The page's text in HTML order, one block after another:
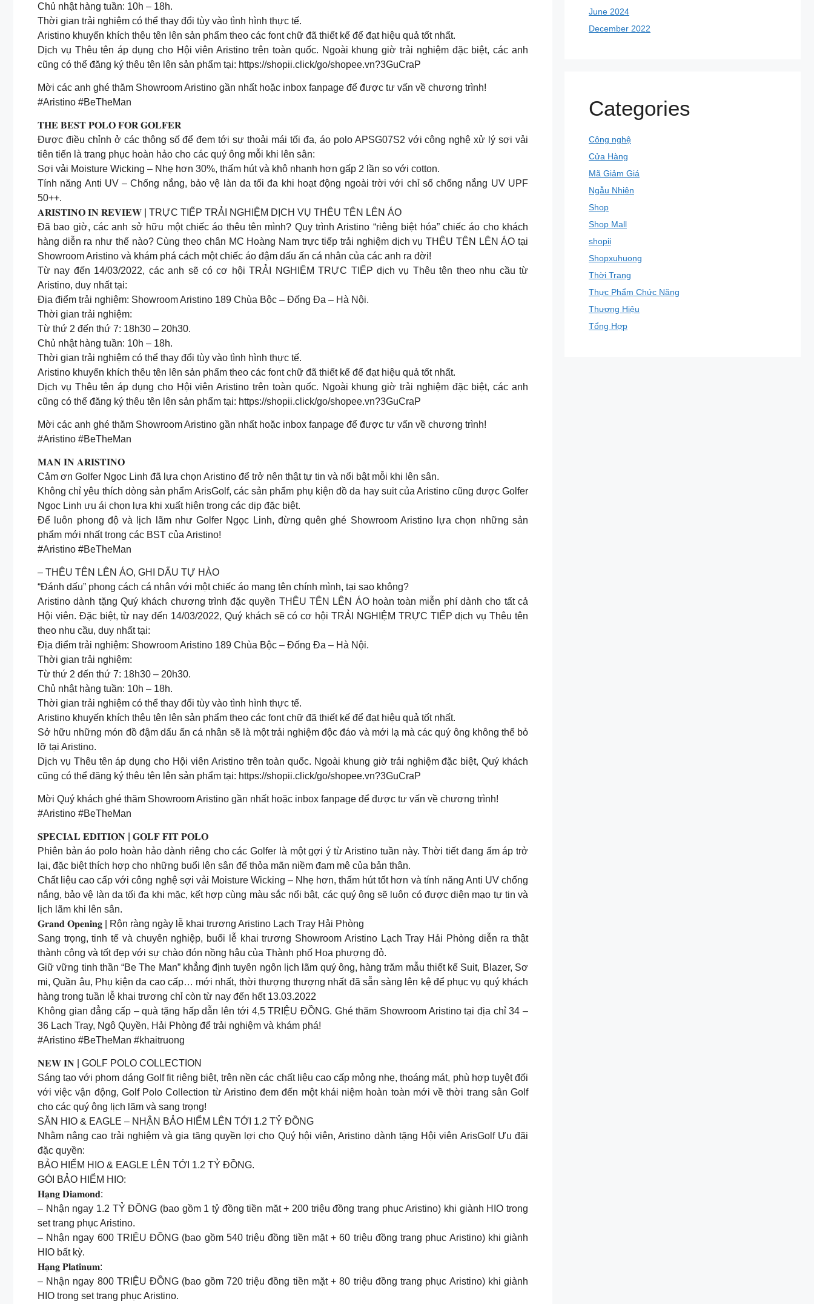
Chủ nhật hàng tuần: 10h – 18h.
Thời gian trải nghiệm có thể thay đổi tùy vào tình hình thực tế.
Aristino khuyến khích thêu tên lên sản phẩm theo các font chữ đã thiết kế để đạt hiệu quả tốt nhất.
Dịch vụ Thêu tên áp dụng cho Hội viên Aristino trên toàn quốc. Ngoài khung giờ trải nghiệm đặc biệt, các anh
cũng có thể đăng ký thêu tên lên sản phẩm tại: https://shopii.click/go/shopee.vn?3GuCraP
Mời các anh ghé thăm Showroom Aristino gần nhất hoặc inbox fanpage để được tư vấn về chương trình!
#Aristino #BeTheMan
𝐓𝐇𝐄 𝐁𝐄𝐒𝐓 𝐏𝐎𝐋𝐎 𝐅𝐎𝐑 𝐆𝐎𝐋𝐅𝐄𝐑
Được điều chỉnh ở các thông số để đem tới sự thoải mái tối đa, áo polo APSG07S2 với công nghệ xử lý sợi vải
tiên tiến là trang phục hoàn hảo cho các quý ông mỗi khi lên sân:
Sợi vải Moisture Wicking – Nhẹ hơn 30%, thấm hút và khô nhanh hơn gấp 2 lần so với cotton.
Tính năng Anti UV – Chống nắng, bảo vệ làn da tối đa khi hoạt động ngoài trời với chỉ số chống nắng UV UPF
50++.
𝐀𝐑𝐈𝐒𝐓𝐈𝐍𝐎 𝐈𝐍 𝐑𝐄𝐕𝐈𝐄𝐖 | TRỰC TIẾP TRẢI NGHIỆM DỊCH VỤ THÊU TÊN LÊN ÁO
Đã bao giờ, các anh sở hữu một chiếc áo thêu tên mình? Quy trình Aristino “riêng biệt hóa” chiếc áo cho khách
hàng diễn ra như thế nào? Cùng theo chân MC Hoàng Nam trực tiếp trải nghiệm dịch vụ THÊU TÊN LÊN ÁO tại
Showroom Aristino và khám phá cách một chiếc áo đậm dấu ấn cá nhân của các anh ra đời!
Từ nay đến 14/03/2022, các anh sẽ có cơ hội TRẢI NGHIỆM TRỰC TIẾP dịch vụ Thêu tên theo nhu cầu từ
Aristino, duy nhất tại:
Địa điểm trải nghiệm: Showroom Aristino 189 Chùa Bộc – Đống Đa – Hà Nội.
Thời gian trải nghiệm:
Từ thứ 2 đến thứ 7: 18h30 – 20h30.
Chủ nhật hàng tuần: 10h – 18h.
Thời gian trải nghiệm có thể thay đổi tùy vào tình hình thực tế.
Aristino khuyến khích thêu tên lên sản phẩm theo các font chữ đã thiết kế để đạt hiệu quả tốt nhất.
Dịch vụ Thêu tên áp dụng cho Hội viên Aristino trên toàn quốc. Ngoài khung giờ trải nghiệm đặc biệt, các anh
cũng có thể đăng ký thêu tên lên sản phẩm tại: https://shopii.click/go/shopee.vn?3GuCraP
Mời các anh ghé thăm Showroom Aristino gần nhất hoặc inbox fanpage để được tư vấn về chương trình!
#Aristino #BeTheMan
𝐌𝐀𝐍 𝐈𝐍 𝐀𝐑𝐈𝐒𝐓𝐈𝐍𝐎
Cảm ơn Golfer Ngọc Linh đã lựa chọn Aristino để trở nên thật tự tin và nổi bật mỗi khi lên sân.
Không chỉ yêu thích dòng sản phẩm ArisGolf, các sản phẩm phụ kiện đồ da hay suit của Aristino cũng được Golfer
Ngọc Linh ưu ái chọn lựa khi xuất hiện trong các dịp đặc biệt.
Để luôn phong độ và lịch lãm như Golfer Ngọc Linh, đừng quên ghé Showroom Aristino lựa chọn những sản
phẩm mới nhất trong các BST của Aristino!
#Aristino #BeTheMan
– THÊU TÊN LÊN ÁO, GHI DẤU TỰ HÀO
“Đánh dấu” phong cách cá nhân với một chiếc áo mang tên chính mình, tại sao không?
Aristino dành tặng Quý khách chương trình đặc quyền THÊU TÊN LÊN ÁO hoàn toàn miễn phí dành cho tất cả
Hội viên. Đặc biệt, từ nay đến 14/03/2022, Quý khách sẽ có cơ hội TRẢI NGHIỆM TRỰC TIẾP dịch vụ Thêu tên
theo nhu cầu, duy nhất tại:
Địa điểm trải nghiệm: Showroom Aristino 189 Chùa Bộc – Đống Đa – Hà Nội.
Thời gian trải nghiệm:
Từ thứ 2 đến thứ 7: 18h30 – 20h30.
Chủ nhật hàng tuần: 10h – 18h.
Thời gian trải nghiệm có thể thay đổi tùy vào tình hình thực tế.
Aristino khuyến khích thêu tên lên sản phẩm theo các font chữ đã thiết kế để đạt hiệu quả tốt nhất.
Sở hữu những món đồ đậm dấu ấn cá nhân sẽ là một trải nghiệm độc đáo và mới lạ mà các quý ông không thể bỏ
lỡ tại Aristino.
Dịch vụ Thêu tên áp dụng cho Hội viên Aristino trên toàn quốc. Ngoài khung giờ trải nghiệm đặc biệt, Quý khách
cũng có thể đăng ký thêu tên lên sản phẩm tại: https://shopii.click/go/shopee.vn?3GuCraP
Mời Quý khách ghé thăm Showroom Aristino gần nhất hoặc inbox fanpage để được tư vấn về chương trình!
#Aristino #BeTheMan
𝐒𝐏𝐄𝐂𝐈𝐀𝐋 𝐄𝐃𝐈𝐓𝐈𝐎𝐍 | 𝐆𝐎𝐋𝐅 𝐅𝐈𝐓 𝐏𝐎𝐋𝐎
Phiên bản áo polo hoàn hảo dành riêng cho các Golfer là một gợi ý từ Aristino tuần này. Thời tiết đang ấm áp trở
lại, đặc biệt thích hợp cho những buổi lên sân để thỏa mãn niềm đam mê của bản thân.
Chất liệu cao cấp với công nghệ sợi vải Moisture Wicking – Nhẹ hơn, thấm hút tốt hơn và tính năng Anti UV chống
nắng, bảo vệ làn da tối đa khi mặc, kết hợp cùng màu sắc nổi bật, các quý ông sẽ luôn có được diện mạo tự tin và
lịch lãm khi lên sân.
𝐆𝐫𝐚𝐧𝐝 𝐎𝐩𝐞𝐧𝐢𝐧𝐠 | Rộn ràng ngày lễ khai trương Aristino Lạch Tray Hải Phòng
Sang trọng, tinh tế và chuyên nghiệp, buổi lễ khai trương Showroom Aristino Lạch Tray Hải Phòng diễn ra thật
thành công và tốt đẹp với sự chào đón nồng hậu của Thành phố Hoa phượng đỏ.
Giữ vững tinh thần “Be The Man” khẳng định tuyên ngôn lịch lãm quý ông, hàng trăm mẫu thiết kế Suit, Blazer, Sơ
mi, Quần âu, Phụ kiện da cao cấp… mới nhất, thời thượng thượng nhất đã sẵn sàng lên kệ để phục vụ quý khách
hàng trong tuần lễ khai trương chỉ còn từ nay đến hết 13.03.2022
Không gian đẳng cấp – quà tặng hấp dẫn lên tới 4,5 TRIỆU ĐỒNG. Ghé thăm Showroom Aristino tại địa chỉ 34 –
36 Lạch Tray, Ngô Quyền, Hải Phòng để trải nghiệm và khám phá!
#Aristino #BeTheMan #khaitruong
𝐍𝐄𝐖 𝐈𝐍 | GOLF POLO COLLECTION
Sáng tạo với phom dáng Golf fit riêng biệt, trên nền các chất liệu cao cấp mỏng nhẹ, thoáng mát, phù hợp tuyệt đối
với việc vận động, Golf Polo Collection từ Aristino đem đến một khái niệm hoàn toàn mới về thời trang sân Golf
cho các quý ông lịch lãm và sang trọng!
SĂN HIO & EAGLE – NHẬN BẢO HIỂM LÊN TỚI 1.2 TỶ ĐỒNG
Nhằm nâng cao trải nghiệm và gia tăng quyền lợi cho Quý hội viên, Aristino dành tặng Hội viên ArisGolf Ưu đãi
đặc quyền:
BẢO HIỂM HIO & EAGLE LÊN TỚI 1.2 TỶ ĐỒNG.
GÓI BẢO HIỂM HIO:
𝐇𝐚̣𝐧𝐠 𝐃𝐢𝐚𝐦𝐨𝐧𝐝:
– Nhận ngay 1.2 TỶ ĐỒNG (bao gồm 1 tỷ đồng tiền mặt + 200 triệu đồng trang phục Aristino) khi giành HIO trong
set trang phục Aristino.
– Nhận ngay 600 TRIỆU ĐỒNG (bao gồm 540 triệu đồng tiền mặt + 60 triệu đồng trang phục Aristino) khi giành
HIO bất kỳ.
𝐇𝐚̣𝐧𝐠 𝐏𝐥𝐚𝐭𝐢𝐧𝐮𝐦:
– Nhận ngay 800 TRIỆU ĐỒNG (bao gồm 720 triệu đồng tiền mặt + 80 triệu đồng trang phục Aristino) khi giành
HIO trong set trang phục Aristino.
June 2024
December 2022
Categories
Công nghệ
Cửa Hàng
Mã Giảm Giá
Ngẫu Nhiên
Shop
Shop Mall
shopii
Shopxuhuong
Thời Trang
Thực Phẩm Chức Năng
Thương Hiệu
Tổng Hợp